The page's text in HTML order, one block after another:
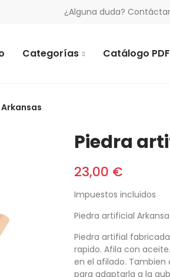
¿Alguna duda?
Categorías Catálogo PDF
Piedra
23,00 €
Impuestos incluidos
Piedra artificial
Piedra artifial
rapido. Afila con
en el afilado. Tambien
para adaptarla a la